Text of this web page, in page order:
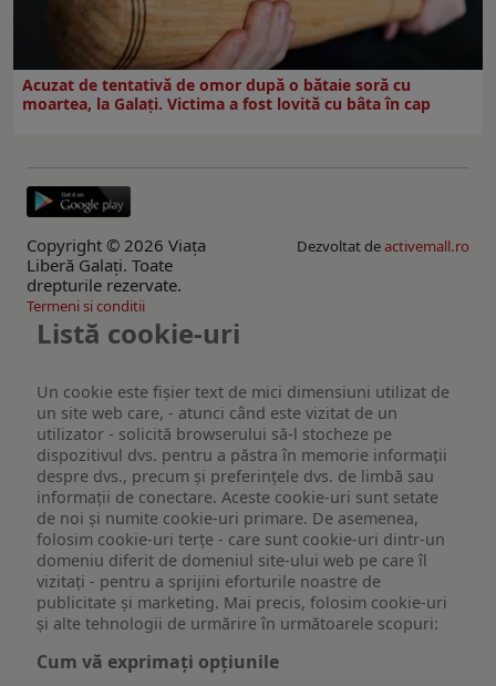
Acuzat de tentativă de omor după o bătaie soră cu
moartea, la Galați. Victima a fost lovită cu bâta în cap
Copyright © 2026 Viaţa
Liberă Galaţi. Toate
drepturile rezervate.
Dezvoltat deactivemall.ro
Termeni si conditii
Listă cookie-uri
Un cookie este fişier text de mici dimensiuni utilizat de
un site web care, - atunci când este vizitat de un
utilizator - solicită browserului să-l stocheze pe
dispozitivul dvs. pentru a păstra în memorie informații
despre dvs., precum și preferințele dvs. de limbă sau
informații de conectare. Aceste cookie-uri sunt setate
de noi și numite cookie-uri primare. De asemenea,
folosim cookie-uri terțe - care sunt cookie-uri dintr-un
domeniu diferit de domeniul site-ului web pe care îl
vizitați - pentru a sprijini eforturile noastre de
publicitate și marketing. Mai precis, folosim cookie-uri
și alte tehnologii de urmărire în următoarele scopuri:
Cum vă exprimați opțiunile